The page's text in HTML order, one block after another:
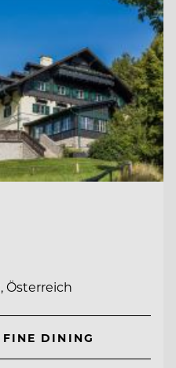
Österreich
DINING